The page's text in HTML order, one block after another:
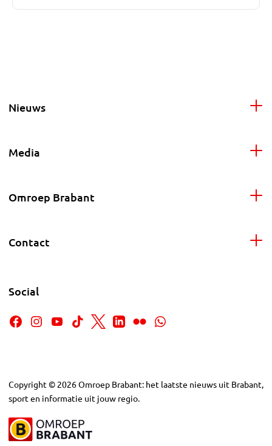
Nieuws
Media
Omroep Brabant
Contact
Social
Copyright © 2026Omroep Brabant: het laatste nieuws uit Brabant,
sport en informatie uit jouw regio.